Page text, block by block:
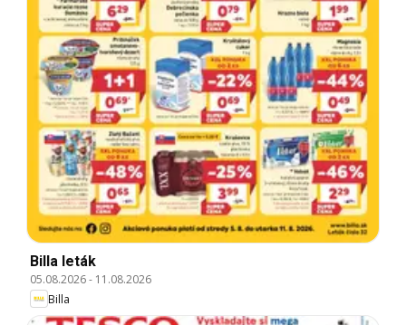
Billa leták
05.08.2026- 11.08.2026
Billa